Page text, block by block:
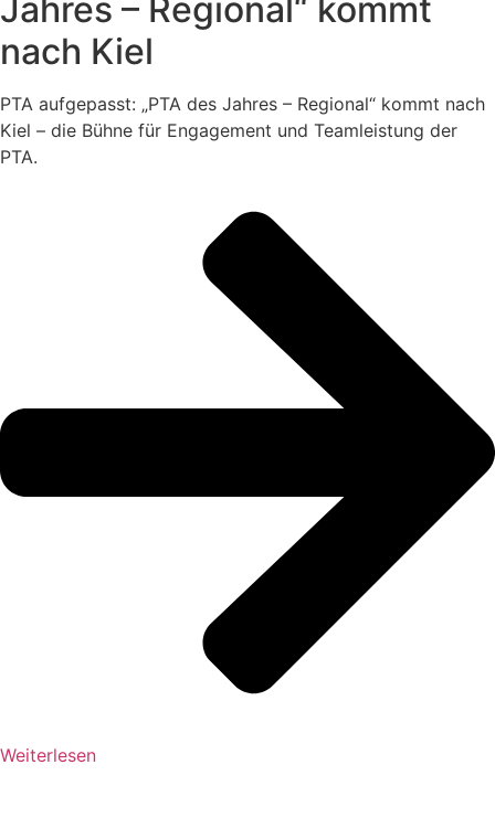
Jahres – Regional“ kommt
nach Kiel
PTA aufgepasst: „PTA des Jahres – Regional“ kommt nach
Kiel – die Bühne für Engagement und Teamleistung der
PTA.
Weiterlesen